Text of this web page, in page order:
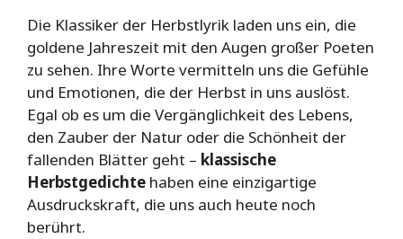
Die Klassiker der Herbstlyrik laden uns ein, die
goldene Jahreszeit mit den Augen großer Poeten
zu sehen. Ihre Worte vermitteln uns die Gefühle
und Emotionen, die der Herbst in uns auslöst.
Egal ob es um die Vergänglichkeit des Lebens,
den Zauber der Natur oder die Schönheit der
fallenden Blätter geht – klassische
Herbstgedichte haben eine einzigartige
Ausdruckskraft, die uns auch heute noch
berührt.